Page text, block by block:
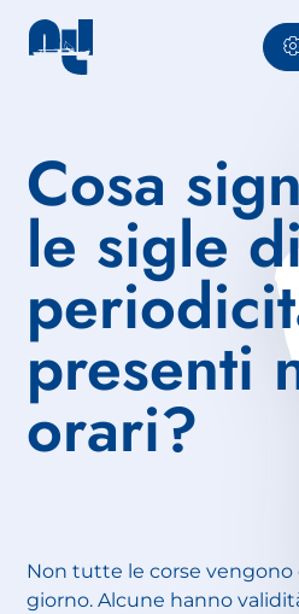
Cosa
le sigle
presenti
orari?
Non tutte le corse
giorno. Alcune hanno